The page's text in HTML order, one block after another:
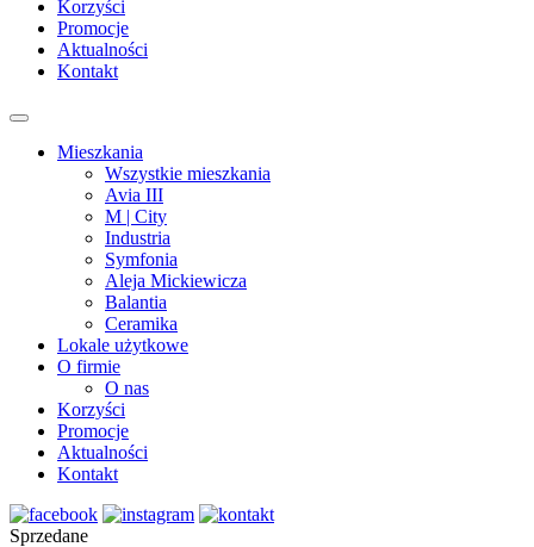
Korzyści
Promocje
Aktualności
Kontakt
Mieszkania
Wszystkie mieszkania
Avia III
M | City
Industria
Symfonia
Aleja Mickiewicza
Balantia
Ceramika
Lokale użytkowe
O firmie
O nas
Korzyści
Promocje
Aktualności
Kontakt
Sprzedane